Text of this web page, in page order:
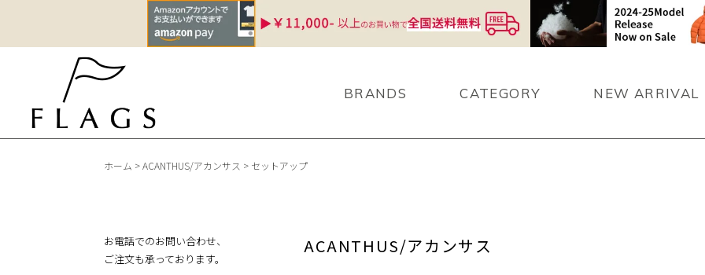
BRANDS CATEGORY NEW ARRIVAL
ホーム >ACANTHUS/アカンサス > セットアップ
ACANTHUS/アカンサス
お電話でのお問い合わせ、
ご注文も承っております。